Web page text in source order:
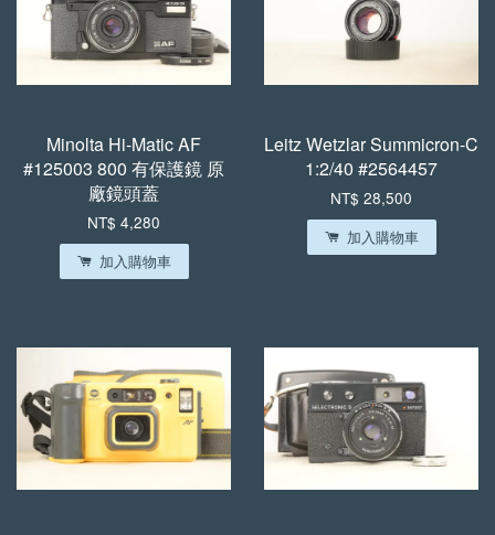
Minolta Hi-Matic AF
#125003 800 有保護鏡 原
廠鏡頭蓋
NT$ 4,280
加入購物車
Leitz Wetzlar Summicron-C
1:2/40 #2564457
NT$ 28,500
加入購物車